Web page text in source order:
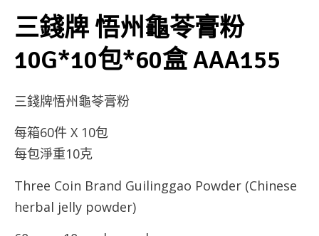
三錢牌 悟州龜苓膏粉
10G*10包*60盒 AAA155
三錢牌悟州龜苓膏粉
每箱60件 X 10包
每包淨重10克
Three Coin Brand Guilinggao Powder (Chinese
herbal jelly powder)